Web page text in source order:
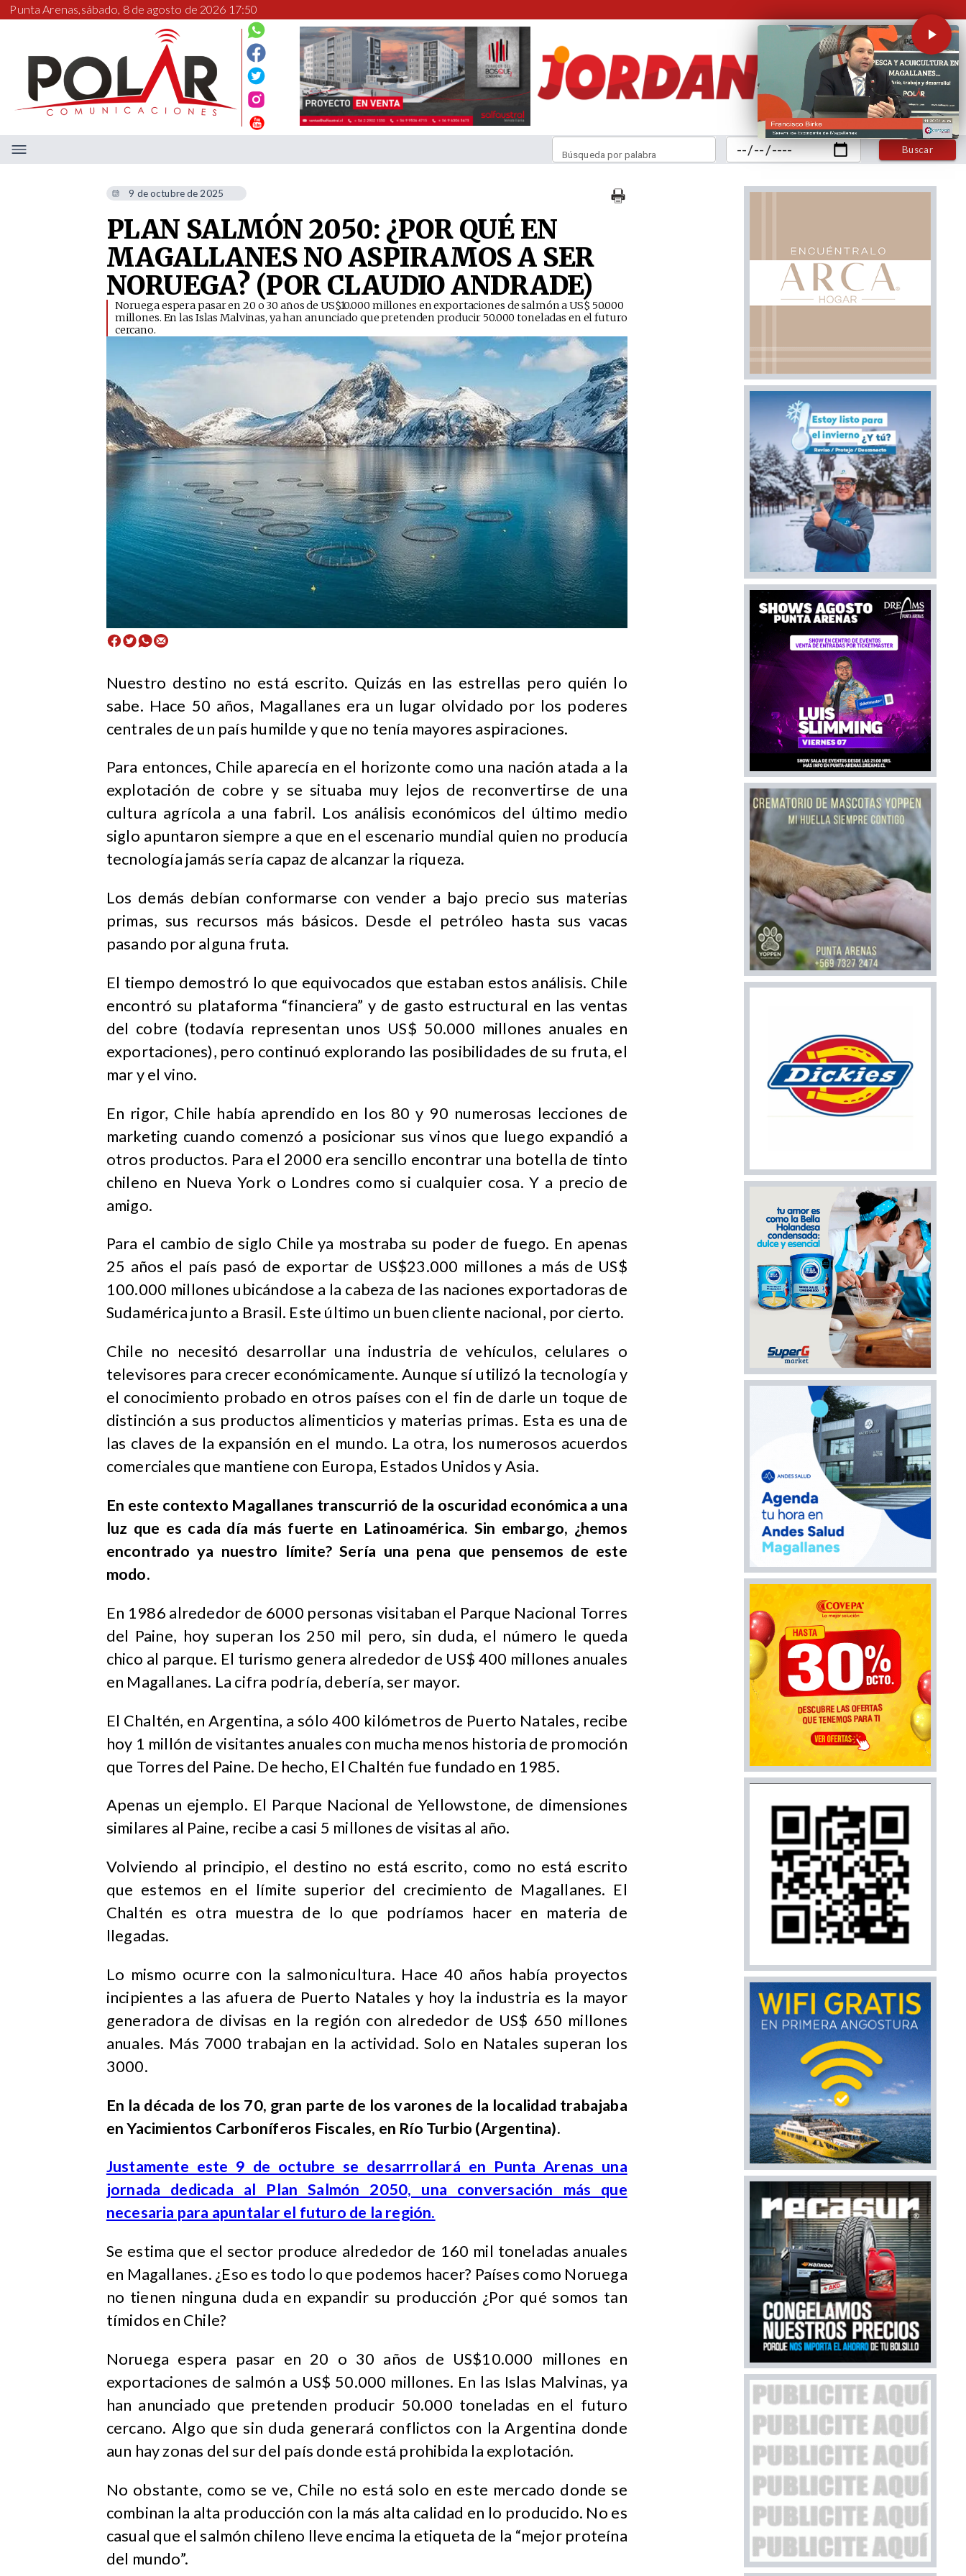
Punta Arenas,sábado, 8 de agosto de 2026 17:50
Buscar
Búsqueda por palabra
9 de octubre de 2025
PLAN SALMÓN 2050: ¿POR QUÉ EN
MAGALLANES NO ASPIRAMOS A SER
NORUEGA? (POR CLAUDIO ANDRADE)
​Noruega espera pasar en 20 o 30 años de US$10.000 millones en exportaciones de salmón a US$ 50.000
millones. En las Islas Malvinas, ya han anunciado que pretenden producir 50.000 toneladas en el futuro
cercano.
Nuestro destino no está escrito. Quizás en las estrellas pero quién lo
sabe. Hace 50 años, Magallanes era un lugar olvidado por los poderes
centrales de un país humilde y que no tenía mayores aspiraciones.
Para entonces, Chile aparecía en el horizonte como una nación atada a la
explotación de cobre y se situaba muy lejos de reconvertirse de una
cultura agrícola a una fabril. Los análisis económicos del último medio
siglo apuntaron siempre a que en el escenario mundial quien no producía
tecnología jamás sería capaz de alcanzar la riqueza.
Los demás debían conformarse con vender a bajo precio sus materias
primas, sus recursos más básicos. Desde el petróleo hasta sus vacas
pasando por alguna fruta.
El tiempo demostró lo que equivocados que estaban estos análisis. Chile
encontró su plataforma “financiera” y de gasto estructural en las ventas
del cobre (todavía representan unos US$ 50.000 millones anuales en
exportaciones), pero continuó explorando las posibilidades de su fruta, el
mar y el vino.
En rigor, Chile había aprendido en los 80 y 90 numerosas lecciones de
marketing cuando comenzó a posicionar sus vinos que luego expandió a
otros productos. Para el 2000 era sencillo encontrar una botella de tinto
chileno en Nueva York o Londres como si cualquier cosa. Y a precio de
amigo.
Para el cambio de siglo Chile ya mostraba su poder de fuego. En apenas
25 años el país pasó de exportar de US$23.000 millones a más de US$
100.000 millones ubicándose a la cabeza de las naciones exportadoras de
Sudamérica junto a Brasil. Este último un buen cliente nacional, por cierto.
Chile no necesitó desarrollar una industria de vehículos, celulares o
televisores para crecer económicamente. Aunque sí utilizó la tecnología y
el conocimiento probado en otros países con el fin de darle un toque de
distinción a sus productos alimenticios y materias primas. Esta es una de
las claves de la expansión en el mundo. La otra, los numerosos acuerdos
comerciales que mantiene con Europa, Estados Unidos y Asia.
En este contexto Magallanes transcurrió de la oscuridad económica a una
luz que es cada día más fuerte en Latinoamérica. Sin embargo, ¿hemos
encontrado ya nuestro límite? Sería una pena que pensemos de este
modo.
En 1986 alrededor de 6000 personas visitaban el Parque Nacional Torres
del Paine, hoy superan los 250 mil pero, sin duda, el número le queda
chico al parque. El turismo genera alrededor de US$ 400 millones anuales
en Magallanes. La cifra podría, debería, ser mayor.
El Chaltén, en Argentina, a sólo 400 kilómetros de Puerto Natales, recibe
hoy 1 millón de visitantes anuales con mucha menos historia de promoción
que Torres del Paine. De hecho, El Chaltén fue fundado en 1985.
Apenas un ejemplo. El Parque Nacional de Yellowstone, de dimensiones
similares al Paine, recibe a casi 5 millones de visitas al año.
Volviendo al principio, el destino no está escrito, como no está escrito
que estemos en el límite superior del crecimiento de Magallanes. El
Chaltén es otra muestra de lo que podríamos hacer en materia de
llegadas.
Lo mismo ocurre con la salmonicultura. Hace 40 años había proyectos
incipientes a las afuera de Puerto Natales y hoy la industria es la mayor
generadora de divisas en la región con alrededor de US$ 650 millones
anuales. Más 7000 trabajan en la actividad. Solo en Natales superan los
3000.
En la década de los 70, gran parte de los varones de la localidad trabajaba
en Yacimientos Carboníferos Fiscales, en Río Turbio (Argentina).
Justamente este 9 de octubre se desarrrollará en Punta Arenas una
jornada dedicada al Plan Salmón 2050, una conversación más que
necesaria para apuntalar el futuro de la región.
Se estima que el sector produce alrededor de 160 mil toneladas anuales
en Magallanes. ¿Eso es todo lo que podemos hacer? Países como Noruega
no tienen ninguna duda en expandir su producción ¿Por qué somos tan
tímidos en Chile?
Noruega espera pasar en 20 o 30 años de US$10.000 millones en
exportaciones de salmón a US$ 50.000 millones. En las Islas Malvinas, ya
han anunciado que pretenden producir 50.000 toneladas en el futuro
cercano. Algo que sin duda generará conflictos con la Argentina donde
aun hay zonas del sur del país donde está prohibida la explotación.
No obstante, como se ve, Chile no está solo en este mercado donde se
combinan la alta producción con la más alta calidad en lo producido. No es
casual que el salmón chileno lleve encima la etiqueta de la “mejor proteína
del mundo”.